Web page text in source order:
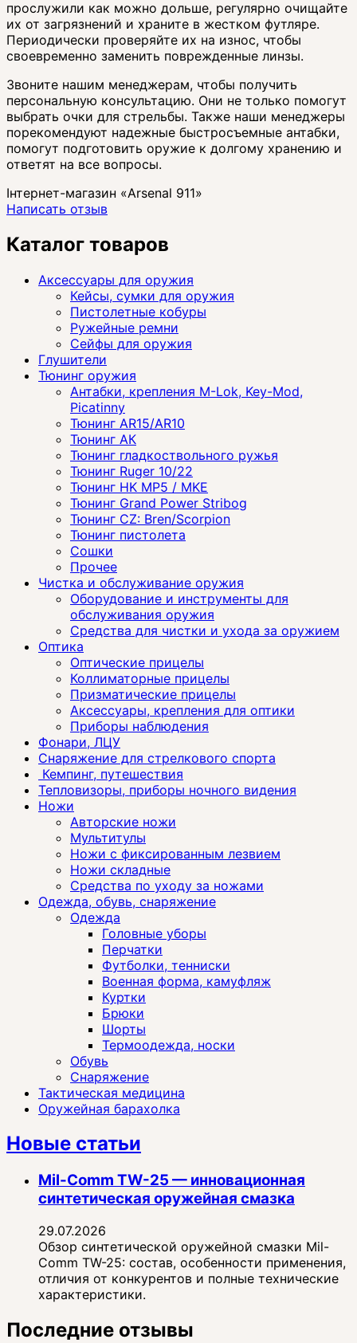
прослужили как можно дольше, регулярно очищайте
их от загрязнений и храните в жестком футляре.
Периодически проверяйте их на износ, чтобы
своевременно заменить поврежденные линзы.
Звоните нашим менеджерам, чтобы получить
персональную консультацию. Они не только помогут
выбрать очки для стрельбы. Также наши менеджеры
порекомендуют надежные быстросъемные антабки,
помогут подготовить оружие к долгому хранению и
ответят на все вопросы.
Інтернет-магазин «Arsenal 911»
Написать отзыв
Каталог товаров
Аксессуары для оружия
Кейсы, сумки для оружия
Пистолетные кобуры
Ружейные ремни
Сейфы для оружия
Глушители
Тюнинг оружия
Антабки, крепления M-Lok, Key-Mod,
Picatinny
Тюнинг AR15/AR10
Тюнинг АК
Тюнинг гладкоствольного ружья
Тюнинг Ruger 10/22
Тюнинг HK MP5 / MKE
Тюнинг Grand Power Stribog
Тюнинг CZ: Bren/Scorpion
Тюнинг пистолета
Сошки
Прочее
Чистка и обслуживание оружия
Оборудование и инструменты для
обслуживания оружия
Средства для чистки и ухода за оружием
Оптика
Оптические прицелы
Коллиматорные прицелы
Призматические прицелы
Аксессуары, крепления для оптики
Приборы наблюдения
Фонари, ЛЦУ
Снаряжение для стрелкового спорта
Кемпинг, путешествия
Тепловизоры, приборы ночного видения
Ножи
Авторские ножи
Мультитулы
Ножи с фиксированным лезвием
Ножи складные
Средства по уходу за ножами
Одежда, обувь, снаряжение
Одежда
Головные уборы
Перчатки
Футболки, тенниски
Военная форма, камуфляж
Куртки
Брюки
Шорты
Термоодежда, носки
Обувь
Снаряжение
Тактическая медицина
Оружейная барахолка
Новые статьи
Mil-Comm TW-25 — инновационная
синтетическая оружейная смазка
29.07.2026
Обзор синтетической оружейной смазки Mil-
Comm TW-25: состав, особенности применения,
отличия от конкурентов и полные технические
характеристики.
Последние отзывы